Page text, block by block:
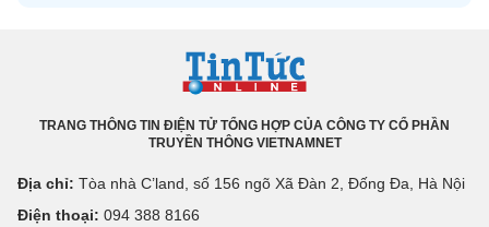
TRANG THÔNG TIN ĐIỆN TỬ TỔNG HỢP CỦA CÔNG TY CỔ PHẦN
TRUYỀN THÔNG VIETNAMNET
Địa chỉ: Tòa nhà C’land, số 156 ngõ Xã Đàn 2, Đống Đa, Hà Nội
Điện thoại: 094 388 8166